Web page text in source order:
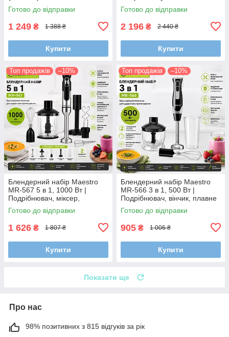
1.5 л
Готово до відправки
1 249 ₴ 1 388 ₴
Купити
терткою для дерунів
Готово до відправки
2 196 ₴ 2 440 ₴
Купити
Топ продажів –10%
Блендерний набір Maestro
MR-567 5 в 1, 1000 Вт |
Подрібнювач, міксер,
насадка для пюре, чоппер із
подвійним лезом
Готово до відправки
1 626 ₴ 1 807 ₴
Купити
Топ продажів –10%
Блендерний набір Maestro
MR-566 3 в 1, 500 Вт |
Подрібнювач, вінчик, плавне
регулювання швидкості
Готово до відправки
905 ₴ 1 006 ₴
Купити
Показати ще
Про нас
98% позитивних з 815 відгуків за рік